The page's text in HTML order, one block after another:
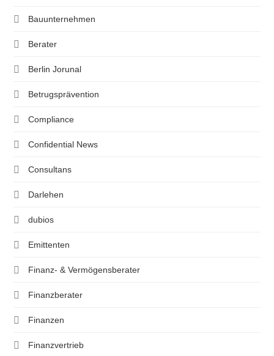
Bauunternehmen
Berater
Berlin Jorunal
Betrugsprävention
Compliance
Confidential News
Consultans
Darlehen
dubios
Emittenten
Finanz- & Vermögensberater
Finanzberater
Finanzen
Finanzvertrieb